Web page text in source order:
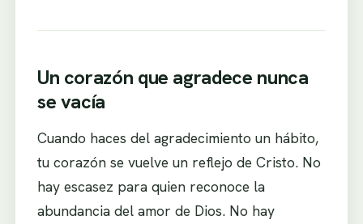
Un corazón que agradece nunca
se vacía
Cuando haces del agradecimiento un hábito,
tu corazón se vuelve un reflejo de Cristo. No
hay escasez para quien reconoce la
abundancia del amor de Dios. No hay